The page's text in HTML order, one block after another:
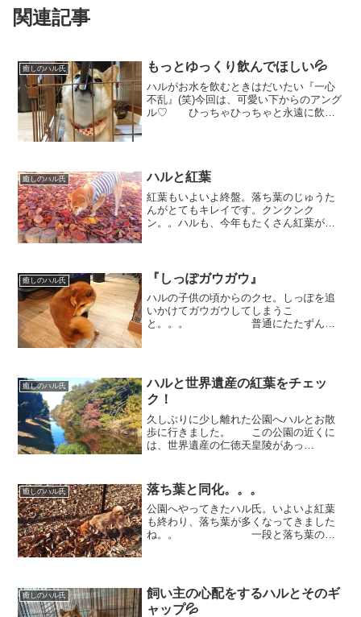
関連記事
癒しのハル氏 もっとゆっくり飲んでほしい💦
ハルがお水を飲むときはだいたい『一心
不乱』(笑)今回は、可愛い下からのアング
ル♡ ひっちゃひっちゃと永遠に飲ん
癒しのハル氏 ハルと紅葉
紅葉もいよいよ終盤。落ち葉のじゅうた
んがとてもキレイです。クンクンク
ン。。ハルも、今年もたくさん紅葉が楽
癒しのハル氏 『しっぽガウガウ』
ハルの子供の頃からのクセ。しっぽを追
いかけてガウガウしてしまうこ
と。。。 普通にたたずんで
しまうのです。 むむっ！...
癒しのハル氏
ハルと世界遺産の紅葉をチェッ
ク！
久しぶりに少し離れた公園へハルとお散
歩に行きました。 この公園の近くに
は、世界遺産の仁徳天皇陵があっ
の通路の木々が色づき始めています
🍁 ほらほら！ハル！と、話...
癒しのハル氏 落ち葉と同化。。。
公園へやってきたハル氏。いよいよ紅葉
も終わり、落ち葉が多くなってきました
ね。。 一段と落ち葉の多
いか、落ち葉との同化が激しくて💦遠目
で...
癒しのハル氏
飼い主の心配をするハルとそのギ
ャップ💦